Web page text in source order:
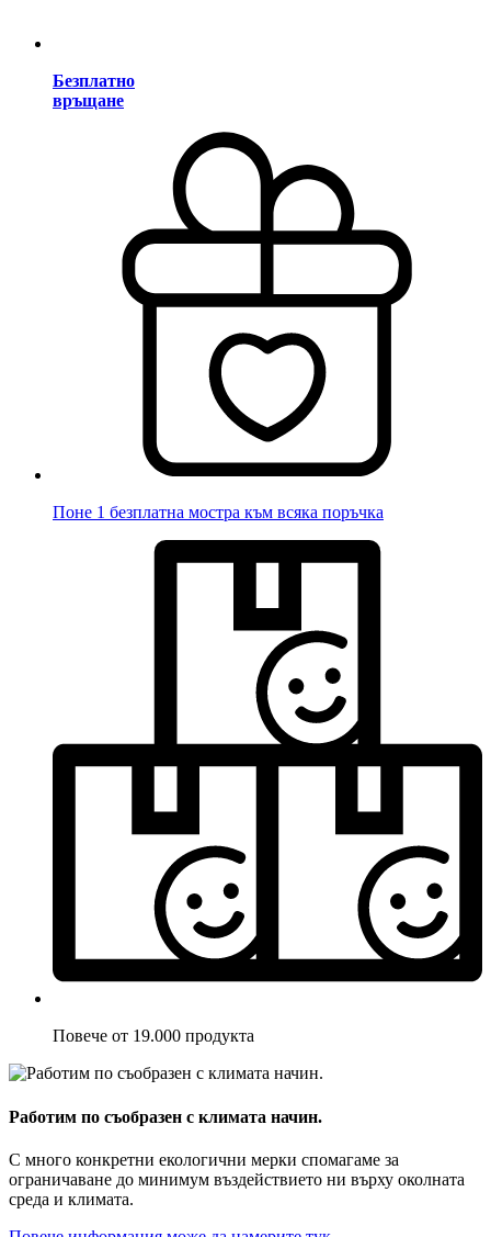
Безплатно
връщане
Поне 1 безплатна мостра към всяка поръчка
Повече от 19.000 продукта
Работим по съобразен с климата начин.
С много конкретни екологични мерки спомагаме за
ограничаване до минимум въздействието ни върху околната
среда и климата.